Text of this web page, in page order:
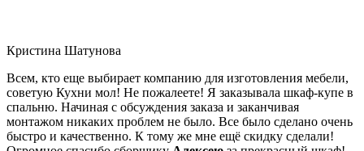
Кристина Шатунова
Всем, кто еще выбирает компанию для изготовления мебели,
советую Кухни мол! Не пожалеете! Я заказывала шкаф-купе в
спальню. Начиная с обсуждения заказа и заканчивая
монтажом никаких проблем не было. Все было сделано очень
быстро и качественно. К тому же мне ещё скидку сделали!